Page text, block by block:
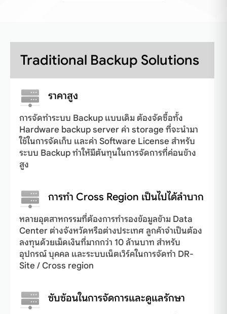
Traditional Backup Solutions
ราคาสูง
การจัดทำระบบ Backup แบบเดิม ต้องจัดซื้อทั้ง
Hardware backup server ค่า storage ที่จะนำมา
ใช้ในการจัดเก็บ และค่า Software License สำหรับ
ระบบ Backup ทำให้มีต้นทุนในการจัดการที่ค่อนข้าง
สูง
การทำ Cross Region เป็นไปได้ลำบาก
หลายอุตสาหกรรมที่ต้องการทำรองข้อมูลข้าม Data
Center ต่างจังหวัดหรือต่างประเทศ ลูกค้าจำเป็นต้อง
ลงทุนด้วยเม็ดเงินที่มากกว่า 10 ล้านบาท สำหรับ
อุปกรณ์ บุคคล และระบบเน็ตเวิร์คในการจัดทำ DR-
Site / Cross region
ซับซ้อนในการจัดการและดูแลรักษา